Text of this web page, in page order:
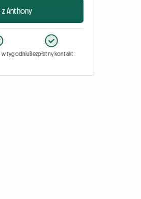
z Anthony
w tygodniuBezpłatny kontakt